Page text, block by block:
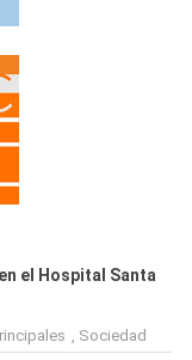
el Hospital Santa
, Sociedad